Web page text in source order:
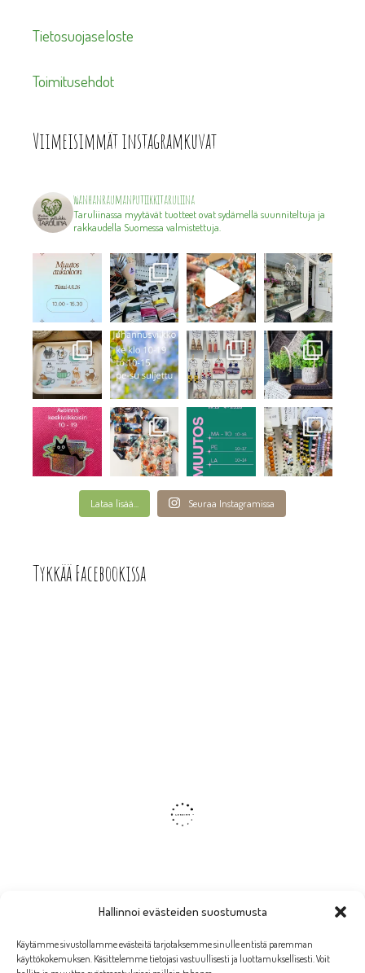
Hallinnoi evästeiden suostumusta
Käytämme sivustollamme evästeitä tarjotaksemme sinulle entistä paremman
käyttökokemuksen. Käsittelemme tietojasi vastuullisesti ja luottamuksellisesti. Voit
Tietosuojaseloste
Toimitusehdot
Viimeisimmät instagramkuvat
wanhanraumanputiikkitaruliina
Taruliinassa myytävät tuotteet ovat sydämellä suunniteltuja ja
rakkaudella Suomessa valmistettuja.
Lataa lisää... Seuraa Instagramissa
Tykkää Facebookissa